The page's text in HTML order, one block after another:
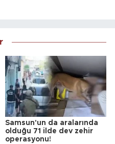
Samsun'un da aralarında
olduğu 71 ilde dev zehir
operasyonu!